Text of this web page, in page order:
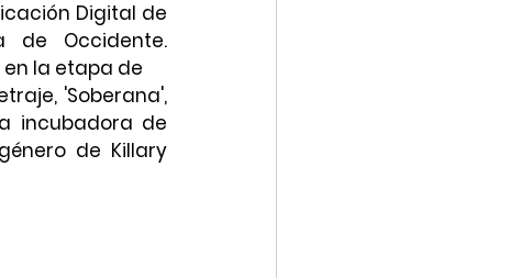
Digital de
de Occidente.
la etapa de
'Soberana',
incubadora de
de Killary